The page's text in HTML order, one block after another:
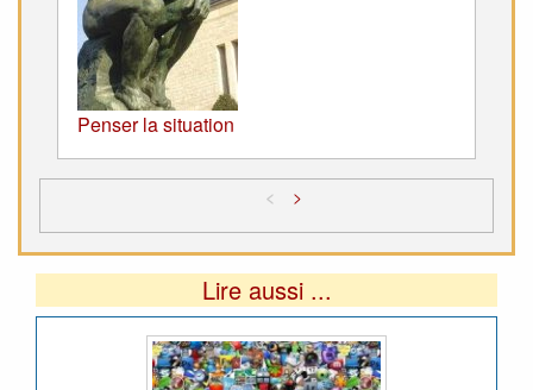
Penser la situation
< >
Lire aussi ...